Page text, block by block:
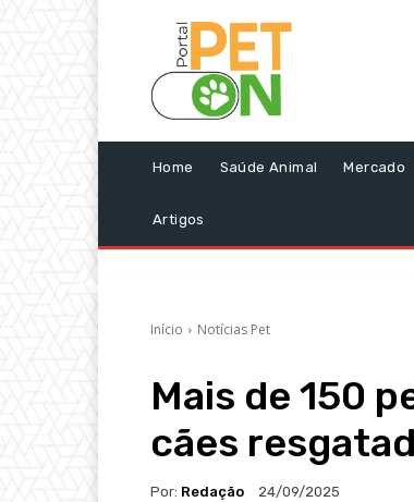
Home Saúde Animal Mercado
Artigos
Início Notícias Pet
Mais de 150
cães
Por: Redação 24/09/2025